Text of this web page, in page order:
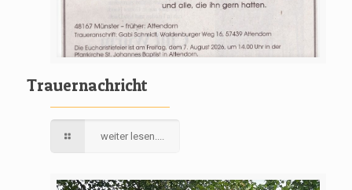
Trauernachricht
weiter lesen....